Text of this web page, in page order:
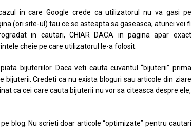
in care Google crede ca utilizatorul nu va gasi pe
(ori site-ul) tau ce se asteapta sa gaseasca, atunci vei fi
in cautari, CHIAR DACA in pagina apar exact
cheie pe care utilizatorul le-a folosit.
bijuteriilor. Daca veti cauta cuvantul “bijuterii” prima
bijuterii. Credeti ca nu exista bloguri sau articole din ziare
ca cei care cauta bijuterii nu vor sa citeasca despre ele,
blog. Nu scrieti doar articole “optimizate” pentru cautari